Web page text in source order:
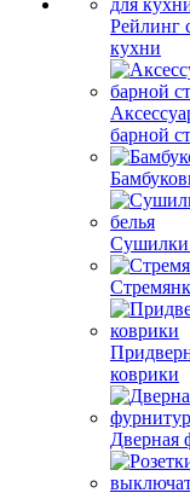
Рейлинг
кухни
барной
Сушилки
коврики
Дверная